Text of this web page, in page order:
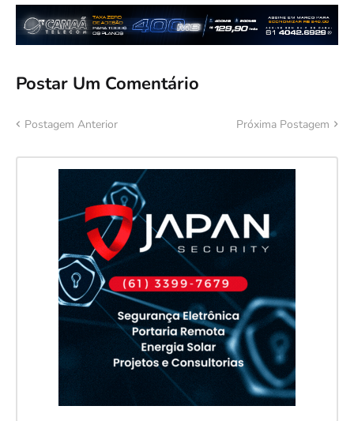
Postar Um Comentário
Postagem Anterior Próxima Postagem